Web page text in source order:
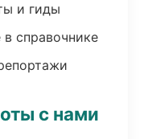
и гиды
справочнике
с нами